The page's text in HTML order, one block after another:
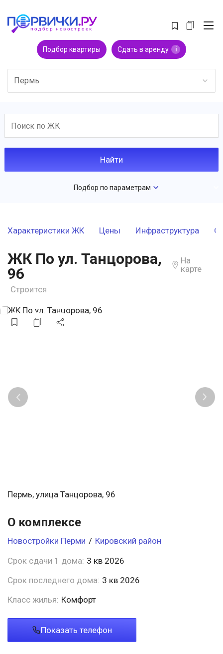
Подбор квартиры Сдать в аренду i
Пермь
Подбор по параметрам
Характеристики ЖК Цены Инфраструктура
ЖК По ул. Танцорова,
96
На
карте
Строится
Пермь, улица Танцорова, 96
О комплексе
Новостройки Перми / Кировский район
Срок сдачи 1 дома: 3 кв 2026
Срок последнего дома: 3 кв 2026
Класс жилья: Комфорт
Показать телефон